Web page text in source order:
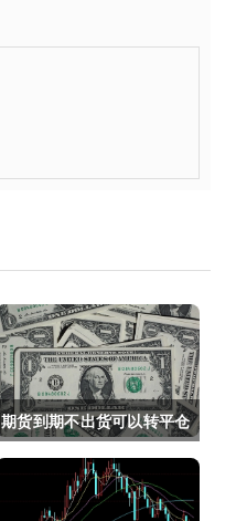
期货到期不出货可以转平仓
吗吗(期货如果到期不平仓
怎么办)